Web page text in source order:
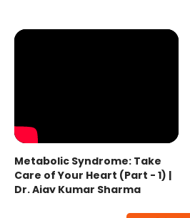
Metabolic Syndrome: Take
Care of Your Heart (Part - 1) |
Dr. Ajay Kumar Sharma